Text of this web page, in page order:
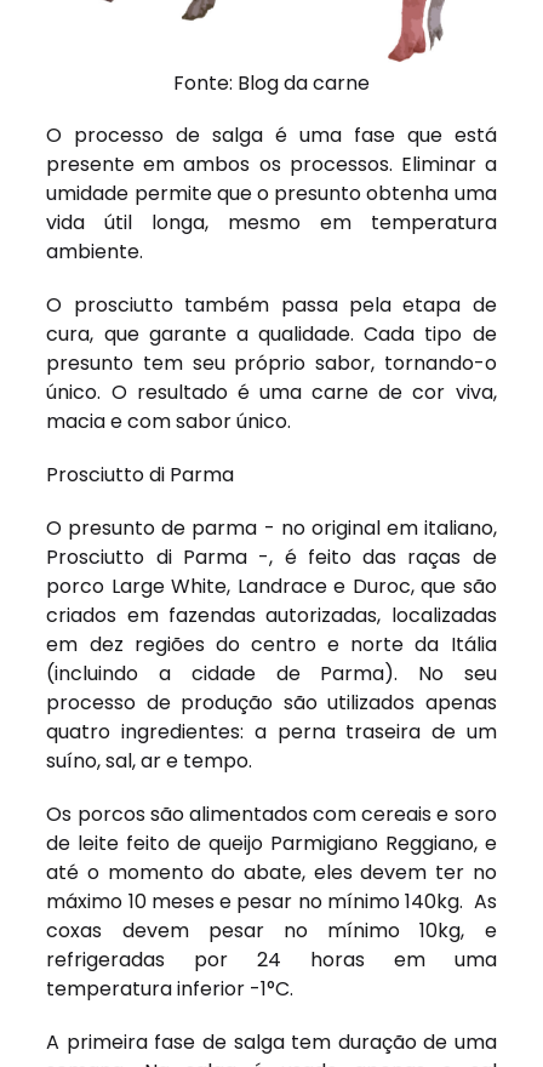
Fonte: Blog da carne
O processo de salga é uma fase que está
presente em ambos os processos. Eliminar a
umidade permite que o presunto obtenha uma
vida útil longa, mesmo em temperatura
ambiente.
O prosciutto também passa pela etapa de
cura, que garante a qualidade. Cada tipo de
presunto tem seu próprio sabor, tornando-o
único. O resultado é uma carne de cor viva,
macia e com sabor único.
Prosciutto di Parma
O presunto de parma - no original em italiano,
Prosciutto di Parma -, é feito das raças de
porco Large White, Landracee Duroc,que são
criados em fazendas autorizadas, localizadas
em dez regiões do centro e norte da Itália
(incluindo a cidade de Parma). No seu
processo de produção são utilizados apenas
quatro ingredientes: a perna traseira de um
suíno, sal, ar e tempo.
Os porcos são alimentados com cereais e soro
de leite feito de queijo Parmigiano Reggiano, e
até o momento do abate, eles devem ter no
máximo 10 meses e pesar no mínimo 140kg. As
coxas devem pesar no mínimo 10kg, e
refrigeradas por 24 horas em uma
temperatura inferior -1°C.
A primeira fase de salga tem duração de uma